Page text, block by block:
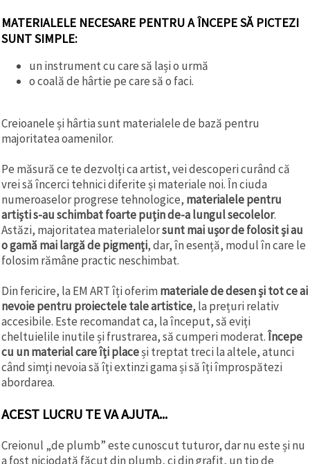
MATERIALELE NECESARE PENTRU A ÎNCEPE SĂ PICTEZI
SUNT SIMPLE:
un instrument cu care să lași o urmă
o coală de hârtie pe care să o faci.
Creioanele și hârtia sunt materialele de bază pentru
majoritatea oamenilor.
Pe măsură ce te dezvolți ca artist, vei descoperi curând că
vrei să încerci tehnici diferite și materiale noi. În ciuda
numeroaselor progrese tehnologice, materialele pentru
artiști s-au schimbat foarte puțin de-a lungul secolelor.
Astăzi, majoritatea materialelorsunt mai ușor de folosit și au
o gamă mai largă de pigmenți, dar, în esență, modul în care le
folosim rămâne practic neschimbat.
Din fericire, la EM ART îți oferim materiale de desen și tot ce ai
nevoie pentru proiectele tale artistice, la prețuri relativ
accesibile. Este recomandat ca, la început, să eviți
cheltuielile inutile și frustrarea, să cumperi moderat.Începe
cu un material care îți placeși treptat treci la altele, atunci
când simți nevoia să îți extinzi gama și să îți împrospătezi
abordarea.
ACEST LUCRU TE VA AJUTA...
Creionul „de plumb” este cunoscut tuturor, dar nu este și nu
a fost niciodată făcut din plumb, ci din grafit, un tip de